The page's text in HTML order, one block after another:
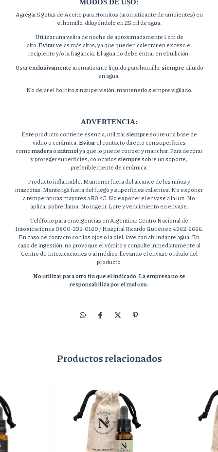
MODOS DE USO:
Agregar 5 gotas de Aceite para Hornitos (aromatizante de ambientes) en
el hornillo, diluyéndolo en 25 ml de agua.
Utilizar una velita de noche de aproximadamente 1 cm de
alto.Evitarvelas más altas, ya que pueden calentar en exceso el
recipiente y/o la fragancia. El agua no debe entrar en ebullición.
Usarexclusivamente aromatizante líquido para hornillo,siempre diluido
en agua.
No dejar el hornito sin supervisión, mantenerlo siempre vigilado.
ADVERTENCIA:
Este producto contiene esencia, utilizarsiempresobre una base de
vidrio o cerámica.Evitarel contacto directo con superficies
comomaderaomármolya que lo puede corroer y manchar. Para decorar
y proteger superficies, colocarlos siempresobre un soporte,
preferiblemente de cerámica.
Producto inflamable. Mantener fuera del alcance de los niños y
mascotas. Mantenga fuera del fuego y superficies calientes. No exponer
a temperaturas mayores a 50 °C. No exponer el envase a la luz. No
aplicar sobre llama. No ingerir. Lote y vencimiento en envase.
Teléfono para emergencias en Argentina: Centro Nacional de
Intoxicaciones 0800-333-0160 / Hospital Ricardo Gutiérrez 4962-6666.
En caso de contacto con los ojos o la piel, lave con abundante agua. En
caso de ingestión, no provoque el vómito y consulte inmediatamente al
Centro de Intoxicaciones o al médico, llevando el envase o rótulo del
producto.
No utilizar para otro fin que el indicado. La empresa no se
responsabiliza por el mal uso.
Productos relacionados